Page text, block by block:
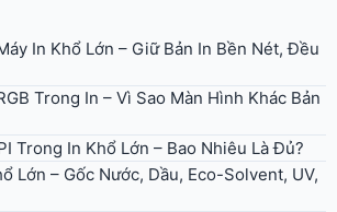
In Khổ Lớn – Giữ Bản In Bền Nét, Đều
Trong In – Vì Sao Màn Hình Khác Bản
Trong In Khổ Lớn – Bao Nhiêu Là Đủ?
Lớn – Gốc Nước, Dầu, Eco-Solvent, UV,